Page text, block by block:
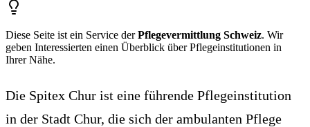
Diese Seite ist ein Service derPflegevermittlung Schweiz. Wir
geben Interessierten einen Überblick über Pflegeinstitutionen in
Ihrer Nähe.
Die Spitex Chur ist eine führende Pflegeinstitution
in der Stadt Chur, die sich der ambulanten Pflege